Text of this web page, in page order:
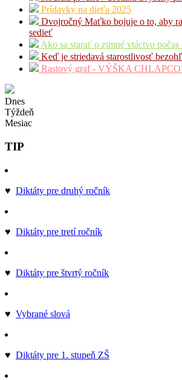
Prídavky na dieťa 2025
Dvojročný Maťko bojuje o to, aby
sedieť
Ako sa starať o zimné vtáctvo počas
Keď je striedavá starostlivosť
Rastový graf - VÝŠKA
Dnes
Týždeň
Mesiac
TIP
♥ Diktáty pre druhý ročník
♥ Diktáty pre tretí ročník
♥ Diktáty pre štvrtý ročník
♥ Vybrané slová
♥ Diktáty pre 1. stupeň ZŠ